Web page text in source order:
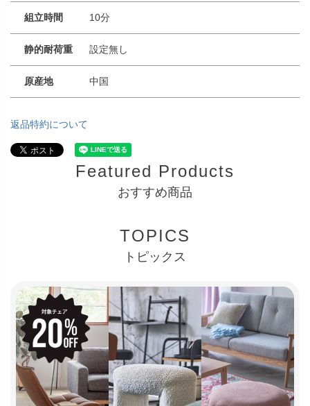
組立時間 10分
静的耐荷重 設定無し
原産地 中国
返品特約について
Featured Products
おすすめ商品
TOPICS
トピックス